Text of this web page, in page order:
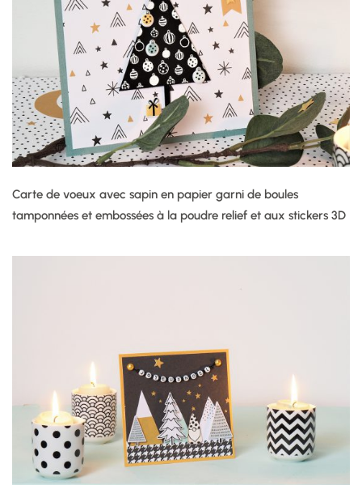
Carte de voeux avec sapin en papier garni de boules
tamponnées et embossées à la poudre relief et aux stickers 3D